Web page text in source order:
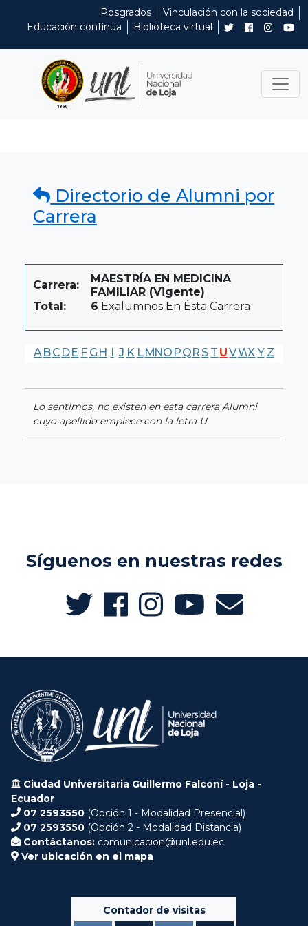
Posgrados
Vinculación con la sociedad
Educación contínua
Biblioteca virtual
Directorio de Alumni por
Carrera
Carrera:
MAESTRÍA EN MEDICINA
FAMILIAR (Vigente)
Total:
6 Exalumnos En Ésta Carrera
A BC DE F G H I J K LMNO PQR S T UVWX Y Z
Lo sentimos, no existen en esta carrera Alumni
cuyo apellido empiece con la letra U
Síguenos en nuestras redes
Ciudad Universitaria Guillermo Falconí - Loja -
Ecuador
07 2593550 (Opción 1 - Modalidad Presencial)
07 2593550 (Opción 2 - Modalidad Distancia)
Contáctanos: comunicacion@unl.edu.ec
Ver ubicación en el mapa
Contador de visitas